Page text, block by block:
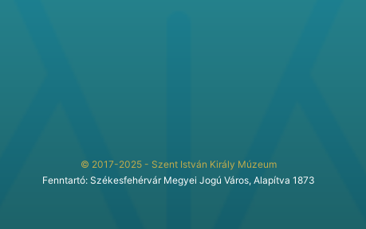
© 2017-2025 - Szent István Király Múzeum
Fenntartó: Székesfehérvár Megyei Jogú Város, Alapítva 1873